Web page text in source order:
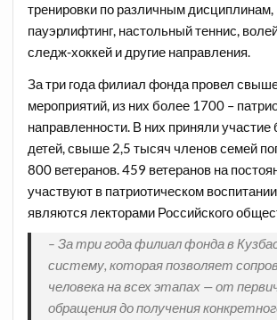
тренировки по различным
пауэрлифтинг, настольный теннис,
следж-хоккей и другие направления.
За три года филиал фонда провел
мероприятий, из них более 1700 –
направленности. В них приняли
детей, свыше 2,5 тысяч членов семей
800 ветеранов. 459 ветеранов на
участвуют в патриотическом
являются лекторами Российского
– За три года филиал фонда в
систему, которая позволяет
человека на всех этапах — от
обращения до получения